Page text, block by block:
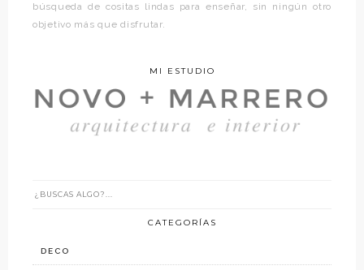
búsqueda de cositas lindas para enseñar, sin ningún otro
objetivo más que disfrutar.
MI ESTUDIO
CATEGORÍAS
DECO